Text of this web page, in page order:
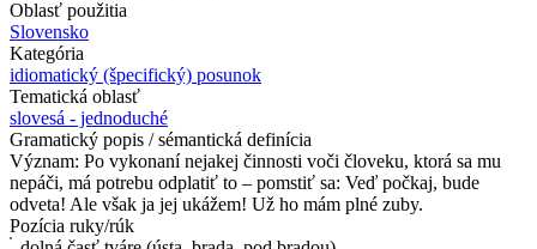
Oblasť použitia
Slovensko
Kategória
idiomatický (špecifický) posunok
Tematická oblasť
slovesá - jednoduché
Gramatický popis / sémantická definícia
Význam: Po vykonaní nejakej činnosti voči človeku, ktorá sa mu
nepáči, má potrebu odplatiť to – pomstiť sa: Veď počkaj, bude
odveta! Ale však ja jej ukážem! Už ho mám plné zuby.
Pozícia ruky/rúk